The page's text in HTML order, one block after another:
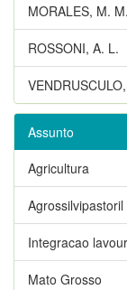
MORALES, M. M.
ROSSONI, A. L.
Assunto
Agricultura
Agrossilvipastoril
Integracao
Mato Grosso